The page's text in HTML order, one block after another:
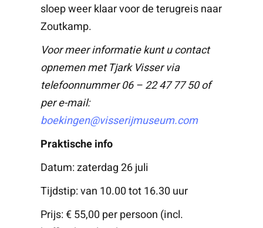
sloep weer klaar voor de terugreis naar
Zoutkamp.
Voor meer informatie kunt u contact
opnemen met Tjark Visser via
telefoonnummer 06 – 22 47 77 50 of
per e-mail:
boekingen@visserijmuseum.com
Praktische info
Datum: zaterdag 26 juli
Tijdstip: van 10.00 tot 16.30 uur
Prijs: € 55,00 per persoon (incl.